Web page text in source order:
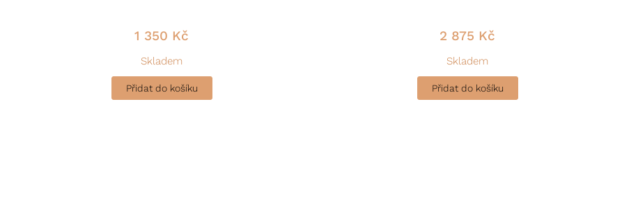
1 350 Kč
Skladem
Přidat do košíku
2 875 Kč
Skladem
Přidat do košíku